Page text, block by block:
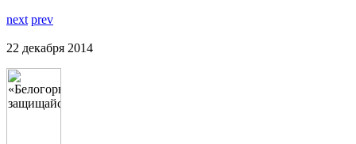
next prev
22 декабря 2014